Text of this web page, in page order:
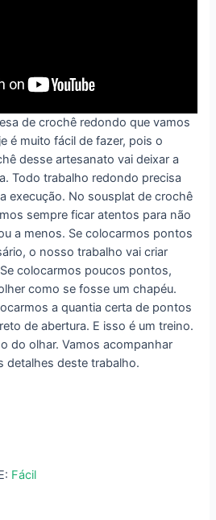
de crochê redondo que vamos
é muito fácil de fazer, pois o
desse artesanato vai deixar a
Todo trabalho redondo precisa
execução. No sousplat de crochê
sempre ficar atentos para não
a menos. Se colocarmos pontos
o nosso trabalho vai criar
colocarmos poucos pontos,
como se fosse um chapéu.
a quantia certa de pontos
de abertura. E isso é um treino.
do olhar. Vamos acompanhar
detalhes deste trabalho.
Fácil